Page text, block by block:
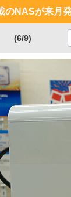
のNASが来月
(6/9)